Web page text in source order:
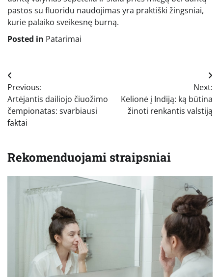
pastos su fluoridu naudojimas yra praktiški žingsniai,
kurie palaiko sveikesnę burną.
Posted in Patarimai
Navigacija
tarp
įrašų
Previous:
Artėjantis dailiojo čiuožimo
čempionatas: svarbiausi
faktai
Next:
Kelionė į Indiją: ką būtina
žinoti renkantis valstiją
Rekomenduojami straipsniai